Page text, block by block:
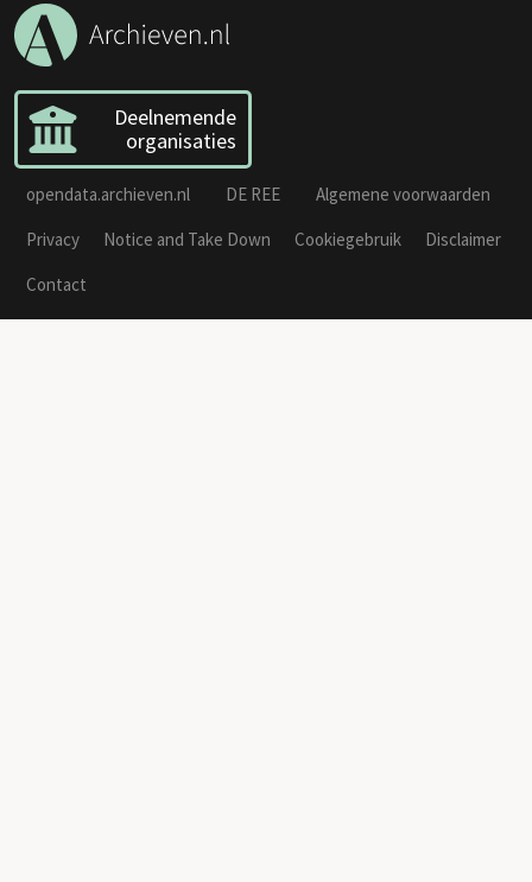
Deelnemende
organisaties
opendata.archieven.nl DE REE
Algemene voorwaarden
Privacy
Notice and Take Down Cookiegebruik
Disclaimer
Contact